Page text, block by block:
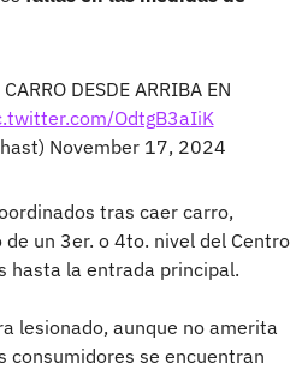
CARRO DESDE ARRIBA EN
OdtgB3aIiK
November 17, 2024
tras caer carro,
un 3er. o 4to. nivel del Centro
hasta la entrada principal.
lesionado, aunque no amerita
consumidores se encuentran